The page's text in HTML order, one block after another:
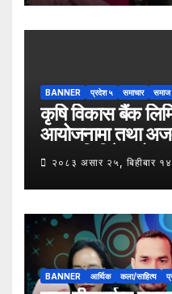
जनश्रमिक आ बि
BANNER प्रदेश ५ समाचार समाज
कृषि विकास बैंक
आयोजनामा तथा
संस्था लिमिटेडको
समावेशी
(VITA) कार्यक्रम
किसान र
अन्तरक्रिया
२०८३ असार २५, बिहीबार
BANNER आर्थिक कला/साहित्य